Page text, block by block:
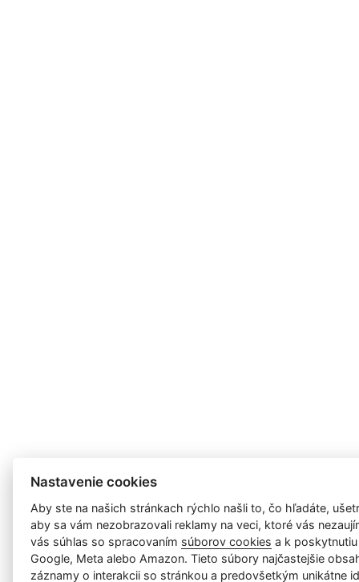
Nastavenie cookies
Aby ste na našich stránkach rýchlo našli to, čo hľadáte,
aby sa vám nezobrazovali reklamy na veci, ktoré vás
vás súhlas so spracovaním súborov cookies a k
Google, Meta alebo Amazon. Tieto súbory najčastejšie
záznamy o interakcii so stránkou a predovšetkým unikátne